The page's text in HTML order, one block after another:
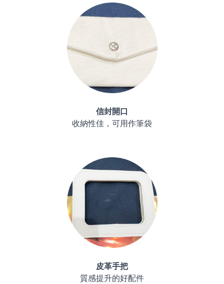
信封開口
收納性佳，可用作筆袋
皮革手把
質感提升的好配件